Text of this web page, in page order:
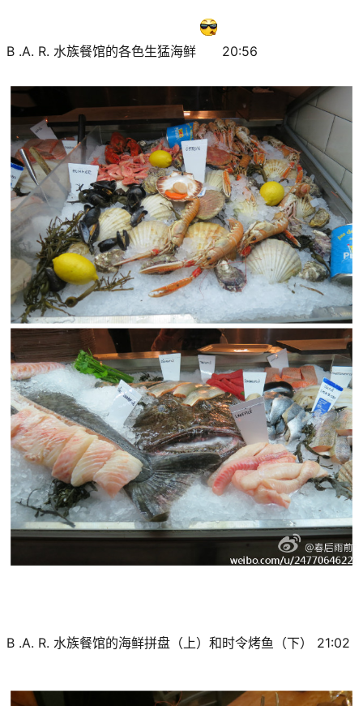
B .A. R. 水族餐馆的各色生猛海鲜 20:56
B .A. R. 水族餐馆的海鲜拼盘（上）和时令烤鱼（下） 21:02